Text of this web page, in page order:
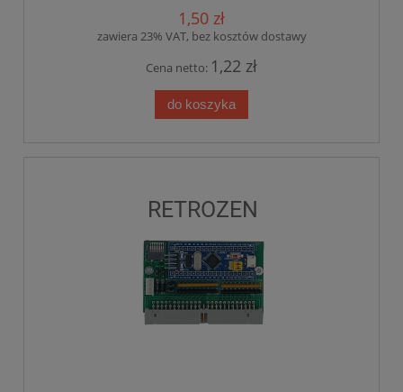
1,50 zł
zawiera 23% VAT, bez kosztów dostawy
Cena netto: 1,22 zł
do koszyka